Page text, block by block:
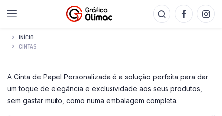
INÍCIO
CINTAS
A Cinta de Papel Personalizada é a solução perfeita para dar
um toque de elegância e exclusividade aos seus produtos,
sem gastar muito, como numa embalagem completa.